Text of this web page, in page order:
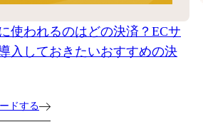
使われるのはどの決済？ECサ
入しておきたいおすすめの決
ドする